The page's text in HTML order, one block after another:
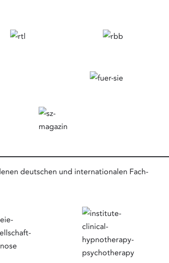
deutschen und internationalen Fach-